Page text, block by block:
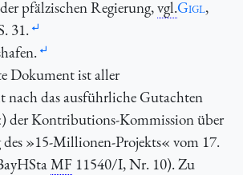
pfälzischen Regierung,vgl.Gigl,
31.
Dokument ist aller
nach das ausführliche Gutachten
der Kontributions-Kommission über
»15-Millionen-Projekts« vom 17.
MF 11540/I, Nr. 10). Zu